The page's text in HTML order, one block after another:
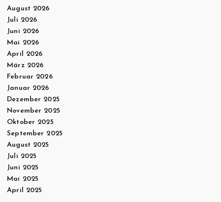
August 2026
Juli 2026
Juni 2026
Mai 2026
April 2026
März 2026
Februar 2026
Januar 2026
Dezember 2025
November 2025
Oktober 2025
September 2025
August 2025
Juli 2025
Juni 2025
Mai 2025
April 2025